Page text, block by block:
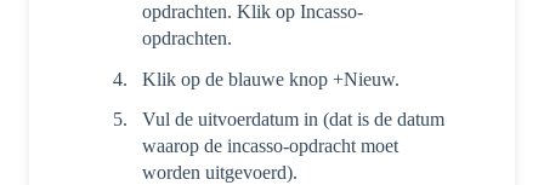
opdrachten. Klik op Incasso-
opdrachten.
Klik op de blauwe knop +Nieuw.
Vul de uitvoerdatum in (dat is de datum
waarop de incasso-opdracht moet
worden uitgevoerd).